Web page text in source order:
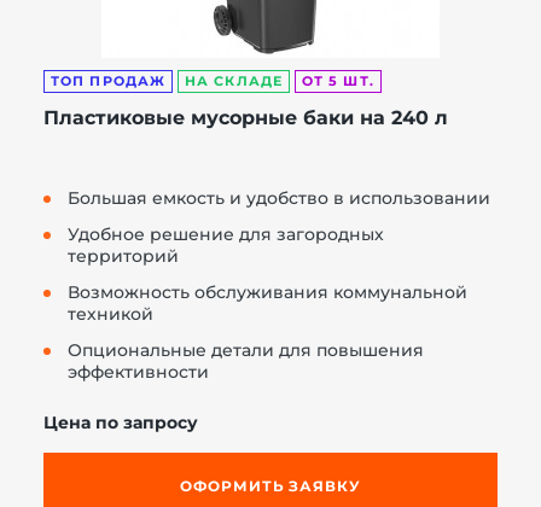
ТОП ПРОДАЖ НА СКЛАДЕ ОТ 5 ШТ.
Пластиковые мусорные баки на 240 л
Большая емкость и удобство в использовании
Удобное решение для загородных
территорий
Возможность обслуживания коммунальной
техникой
Опциональные детали для повышения
эффективности
Цена по запросу
ОФОРМИТЬ ЗАЯВКУ